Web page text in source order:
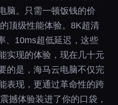
。只需一顿饭钱的价
顶级性能体验。8K超清
、10ms超低延迟，这些
实现的体验，现在几十元
的是，海马云电脑不仅完
表现，更通过革命性的跨
撼体验装进了你的口袋，